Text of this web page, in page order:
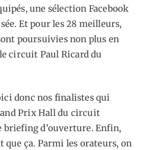
une sélection Facebook
Et pour les 28 meilleurs,
poursuivies non plus en
circuit Paul Ricard du
donc nos finalistes qui
Prix Hall du circuit
briefing d’ouverture. Enfin,
que ça. Parmi les orateurs, on